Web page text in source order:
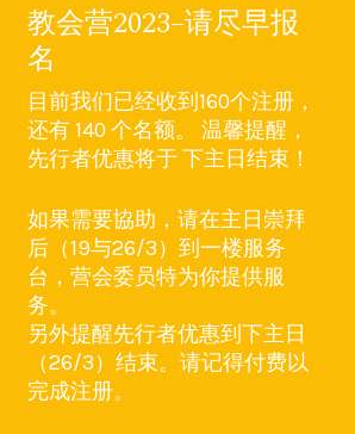
教会营2023–请尽早报
名
目前我们已经收到160个注册，
还有 140 个名额。 温馨提醒，
先行者优惠将于 下主日结束！
如果需要協助，请在主日崇拜
后（19与26/3）到一楼服务
台，营会委员特为你提供服
务。
另外提醒先行者优惠到下主日
（26/3）结束。请记得付费以
完成注册。